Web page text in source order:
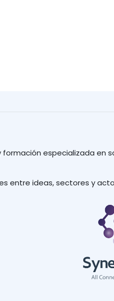
especializada
entre ideas, sectores y